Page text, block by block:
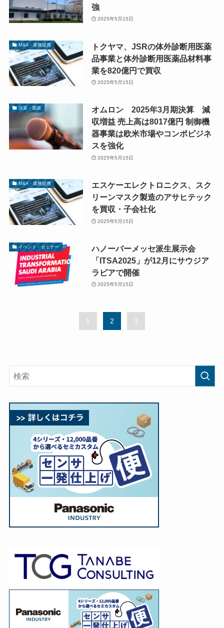
強
2025年5月15日
M&A・業務提携
トクヤマ、JSRの体外診断用医薬
品事業と体外診断用医薬品材料事
業を820億円で買収
2025年5月15日
決算・業績
オムロン 2025年3月期決算 減
収増益 売上高は8017億円 制御機
器事業は欧米市場やコンポビジネ
スを強化
2025年5月15日
M&A・業務提携
エスケーエレクトロニクス、スク
リーンマスク製造のアサヒテック
を買収・子会社化
2025年5月15日
イベント・セミナー
ハノーバーメッセ派生展示会
「ITSA2025」が12月にサウジア
ラビアで開催
2025年5月15日
1 2 3